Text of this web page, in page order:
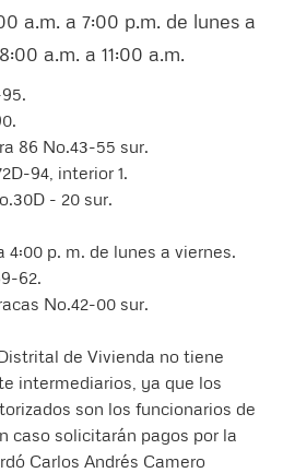
a.m. a 7:00 p.m. de lunes a
a.m. a 11:00 a.m.
86 No.43-55 sur.
94, interior 1.
- 20 sur.
4:00 p. m. de lunes a viernes.
62.
No.42-00 sur.
de Vivienda no tiene
intermediarios, ya que los
son los funcionarios de
caso solicitarán pagos por la
Carlos Andrés Camero